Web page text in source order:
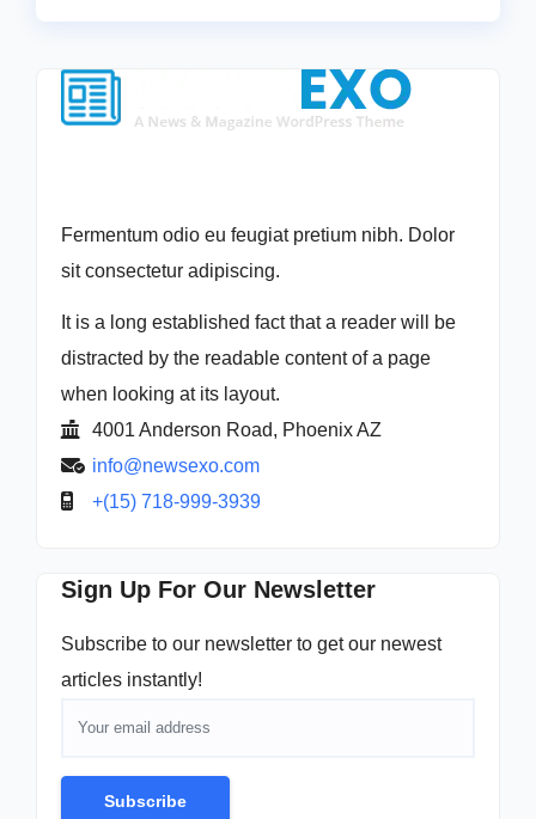
Fermentum odio eu feugiat pretium nibh. Dolor
sit consectetur adipiscing.
It is a long established fact that a reader will be
distracted by the readable content of a page
when looking at its layout.
4001 Anderson Road, Phoenix AZ
info@newsexo.com
+(15) 718-999-3939
Sign Up For Our Newsletter
Subscribe to our newsletter to get our newest
articles instantly!
Subscribe